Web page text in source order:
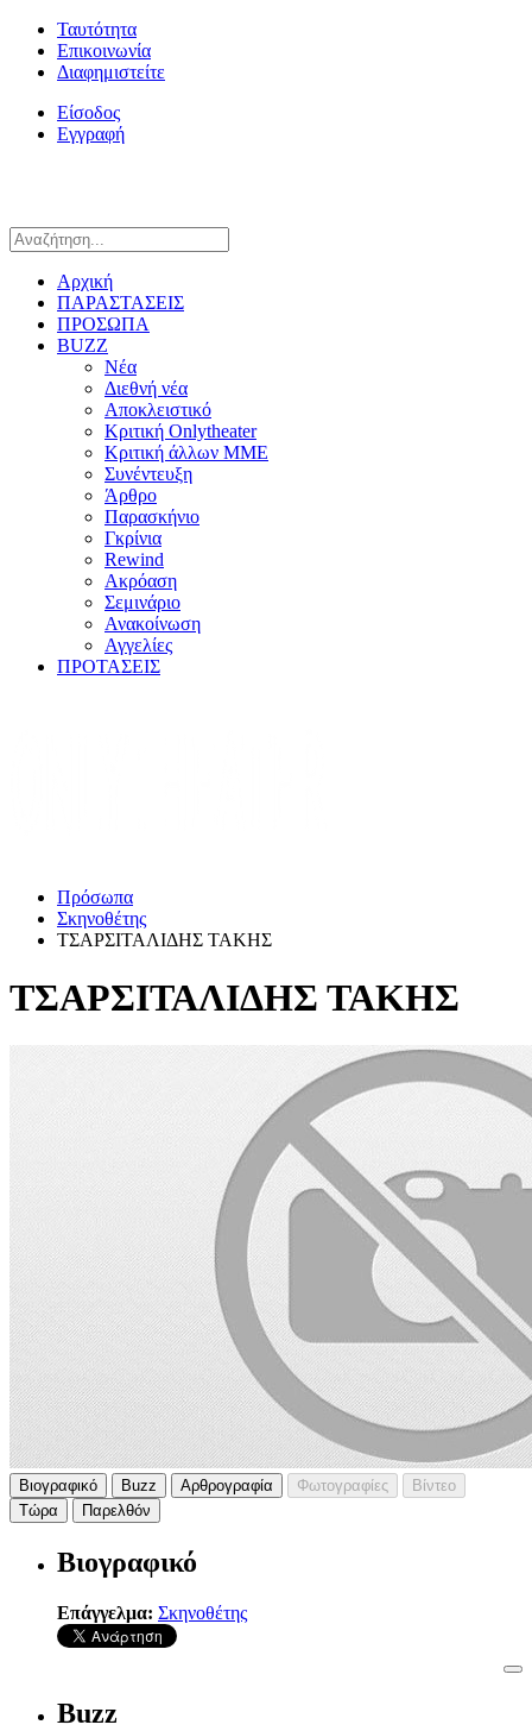
Ταυτότητα
Επικοινωνία
Διαφημιστείτε
Είσοδος
Εγγραφή
Αρχική
ΠΑΡΑΣΤΑΣΕΙΣ
ΠΡΟΣΩΠΑ
BUZZ
Νέα
Διεθνή νέα
Αποκλειστικό
Κριτική Onlytheater
Κριτική άλλων ΜΜΕ
Συνέντευξη
Άρθρο
Παρασκήνιο
Γκρίνια
Rewind
Ακρόαση
Σεμινάριο
Ανακοίνωση
Αγγελίες
ΠΡΟΤΑΣΕΙΣ
Πρόσωπα
Σκηνοθέτης
ΤΣΑΡΣΙΤΑΛΙΔΗΣ ΤΑΚΗΣ
ΤΣΑΡΣΙΤΑΛΙΔΗΣ ΤΑΚΗΣ
Βιογραφικό Buzz Αρθρογραφία Φωτογραφίες
Βίντεο
Τώρα
Παρελθόν
Βιογραφικό
Επάγγελμα: Σκηνοθέτης
Buzz